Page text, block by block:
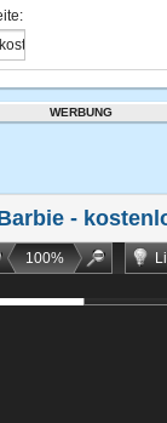
WERBUNG
-
100%